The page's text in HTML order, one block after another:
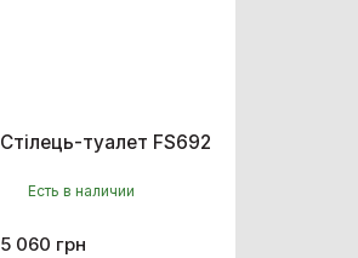
Стілець-туалет FS692
Есть в наличии
5 060 грн